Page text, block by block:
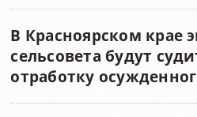
В Красноярском крае
сельсовета будут
отработку